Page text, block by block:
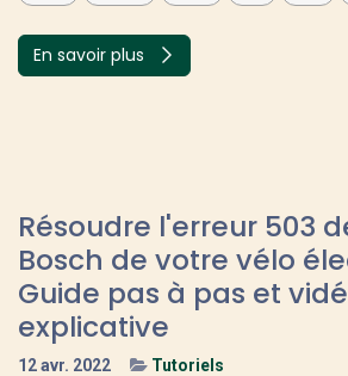
En savoir plus
Résoudre l'erreur 503
Bosch de votre vélo
Guide pas à pas et
explicative
12 avr. 2022 Tutoriels